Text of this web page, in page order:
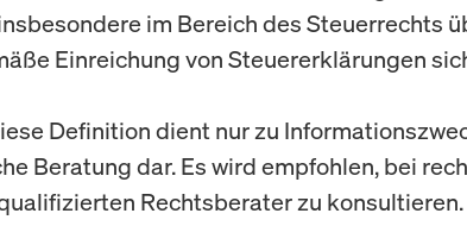
im Bereich des Steuerrechts
Einreichung von Steuererklärungen
Definition dient nur zu
Beratung dar. Es wird empfohlen, bei
Rechtsberater zu konsultieren.